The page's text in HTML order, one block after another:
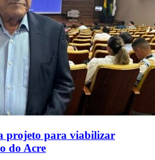
projeto para viabilizar
do Acre